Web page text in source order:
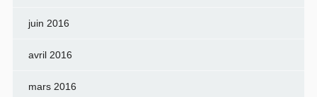
juin 2016
avril 2016
mars 2016